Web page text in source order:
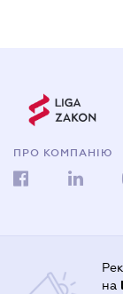
ПРО КОМПАНІЮ
на